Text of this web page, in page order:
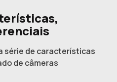
série de características
de câmeras